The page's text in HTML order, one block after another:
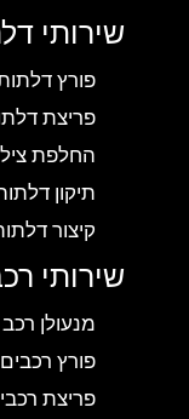
שירותי
פורץ דלתות
פריצת דלתות
החלפת
תיקון דלתות
קיצור דלתות
שירותי רכב
מנעולן רכב
פורץ רכבים
פריצת רכבים